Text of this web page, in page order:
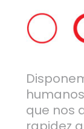
que nos